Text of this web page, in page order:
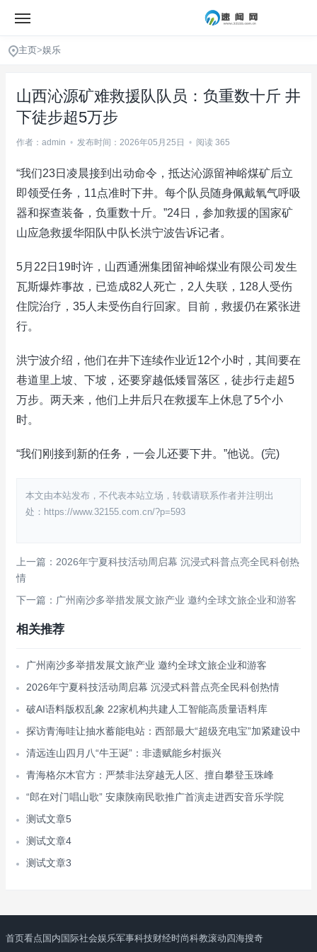
主页>娱乐
山西沁源矿难救援队队员：负重数十斤 井
下徒步超5万步
作者：admin • 发布时间：2026年05月25日 • 阅读 365
“我们23日凌晨接到出动命令，抵达沁源留神峪煤矿后立
即领受任务，11点准时下井。每个队员随身佩戴氧气呼吸
器和探查装备，负重数十斤。”24日，参加救援的国家矿
山应急救援华阳队中队长洪宁波告诉记者。
5月22日19时许，山西通洲集团留神峪煤业有限公司发生
瓦斯爆炸事故，已造成82人死亡，2人失联，128人受伤
住院治疗，35人未受伤自行回家。目前，救援仍在紧张进
行。
洪宁波介绍，他们在井下连续作业近12个小时，其间要在
巷道里上坡、下坡，还要穿越低矮冒落区，徒步行走超5
万步。两天来，他们上井后只在救援车上休息了5个小
时。
“我们刚接到新的任务，一会儿还要下井。”他说。(完)
本文由本站发布，不代表本站立场，转载请联系作者并注明出
处：https://www.32155.com.cn/?p=593
上一篇：2026年宁夏科技活动周启幕 沉浸式科普点亮全民科创热
情
下一篇：广州南沙多举措发展文旅产业 邀约全球文旅企业和游客
相关推荐
广州南沙多举措发展文旅产业 邀约全球文旅企业和游客
2026年宁夏科技活动周启幕 沉浸式科普点亮全民科创热情
破AI语料版权乱象 22家机构共建人工智能高质量语料库
探访青海哇让抽水蓄能电站：西部最大“超级充电宝”加紧建设中
清远连山四月八“牛王诞”：非遗赋能乡村振兴
青海格尔木官方：严禁非法穿越无人区、擅自攀登玉珠峰
“郎在对门唱山歌” 安康陕南民歌推广首演走进西安音乐学院
测试文章5
测试文章4
测试文章3
首页看点 国内 国际社会娱乐军事科技财经时尚科教滚动 四海搜奇